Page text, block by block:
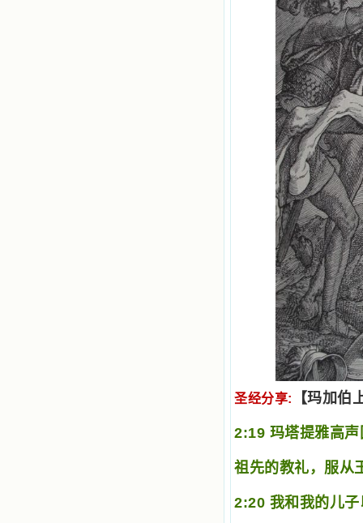
圣经分享: 【玛加伯
2:19 玛塔提雅高
祖先的教礼，服从
2:20 我和我的儿